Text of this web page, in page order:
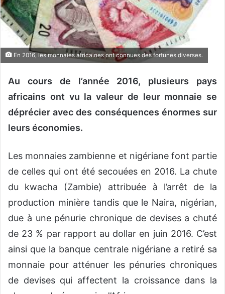
r
i
e
l
En 2016, les monnaies africaines ont connues des fortunes diverses.
Au cours de l’année 2016, plusieurs pays
africains ont vu la valeur de leur monnaie se
déprécier avec des conséquences énormes sur
leurs économies.
Les monnaies zambienne et nigériane font partie
de celles qui ont été secouées en 2016. La chute
du kwacha (Zambie) attribuée à l’arrêt de la
production minière tandis que le Naira, nigérian,
due à une pénurie chronique de devises a chuté
de 23 % par rapport au dollar en juin 2016. C’est
ainsi que la banque centrale nigériane a retiré sa
monnaie pour atténuer les pénuries chroniques
de devises qui affectent la croissance dans la